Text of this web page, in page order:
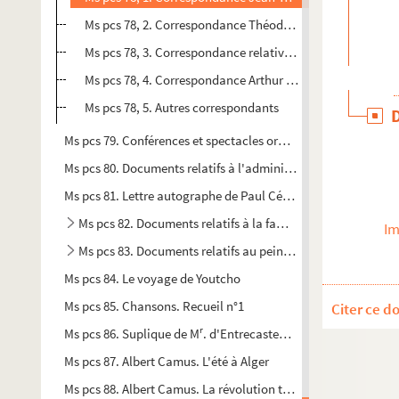
Ms pcs 78, 2. Correspondance Théodore Aubanel
Ms pcs 78, 3. Correspondance relative à Jean Brunet
Ms pcs 78, 4. Correspondance Arthur Giry
Ms pcs 78, 5. Autres correspondants
Ms pcs 79. Conférences et spectacles organisés par
Ms pcs 80. Documents relatifs à l'administration du Cercle
Ms pcs 81. Lettre autographe de Paul Cézanne à Octave
Ms pcs 82. Documents relatifs à la famille Forbin d'Oppède
Ms pcs 83. Documents relatifs au peintre Ignaz Duvivier
Ms pcs 84. Le voyage de Youtcho
Ms pcs 85. Chansons. Recueil n°1
Ms pcs 86. Suplique de Mr. d'Entrecasteaux à la reine de
Ms pcs 87. Albert Camus. L'été à Alger
Ms pcs 88. Albert Camus. La révolution travestie
Citer ce